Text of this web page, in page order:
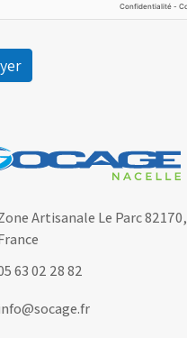
Artisanale Le Parc 82170,
63 02 28 82